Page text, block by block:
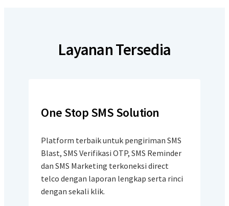
Layanan Tersedia
One Stop SMS Solution
Platform terbaik untuk pengiriman SMS
Blast, SMS Verifikasi OTP, SMS Reminder
dan SMS Marketing terkoneksi direct
telco dengan laporan lengkap serta rinci
dengan sekali klik.